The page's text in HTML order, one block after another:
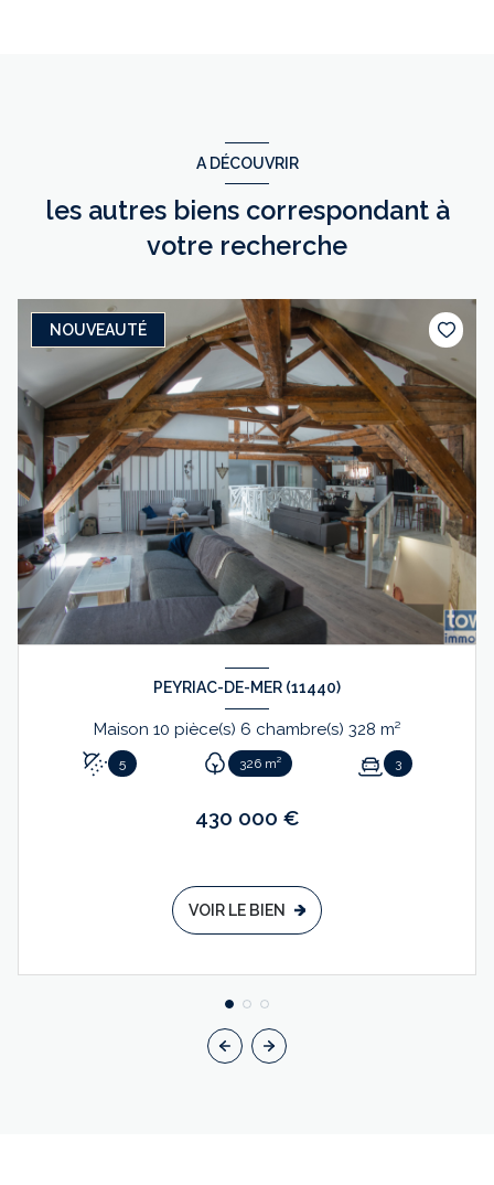
A DÉCOUVRIR
les autres biens correspondant à
votre recherche
NOUVEAUTÉ
PEYRIAC-DE-MER (11440)
Maison 10 pièce(s) 6 chambre(s) 328 m²
5 326 m² 3
430 000 €
VOIR LE BIEN